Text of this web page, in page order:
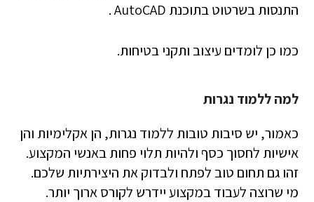
התנסות בשרטוט בתוכנת AutoCAD .
כמו כן לומדים עיצוב ותקני בטיחות.
למה ללמוד נגרות
כאמור, יש סיבות טובות ללמוד נגרות, הן אקלימיות והן
אישיות לחסוך כסף ולהיות תלוי פחות באנשי המקצוע.
זהו גם תחום טוב לפתח ולבדוק את היצירתיות שלכם.
מי שרוצה לעבוד במקצוע יידרש לקורס ארוך יותר.